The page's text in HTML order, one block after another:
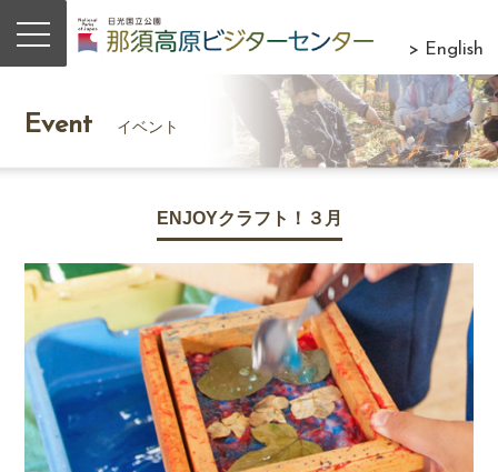
> English
Event イベント
ENJOYクラフト！３月